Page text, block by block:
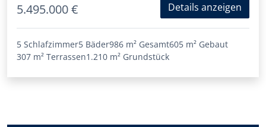
5.495.000 € Details anzeigen
5 Schlafzimmer5 Bäder986 m² Gesamt605 m² Gebaut
307 m² Terrassen1.210 m² Grundstück